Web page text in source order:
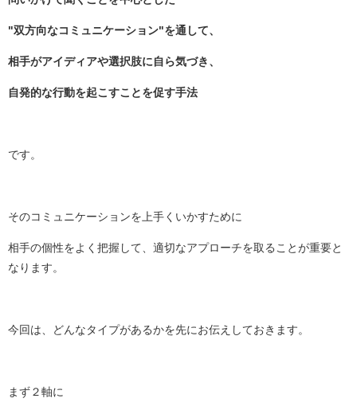
"双方向なコミュニケーション"を通して、
相手がアイディアや選択肢に自ら気づき、
自発的な行動を起こすことを促す手法
です。
そのコミュニケーションを上手くいかすために
相手の個性をよく把握して、適切なアプローチを取ることが重要と
なります。
今回は、どんなタイプがあるかを先にお伝えしておきます。
まず２軸に